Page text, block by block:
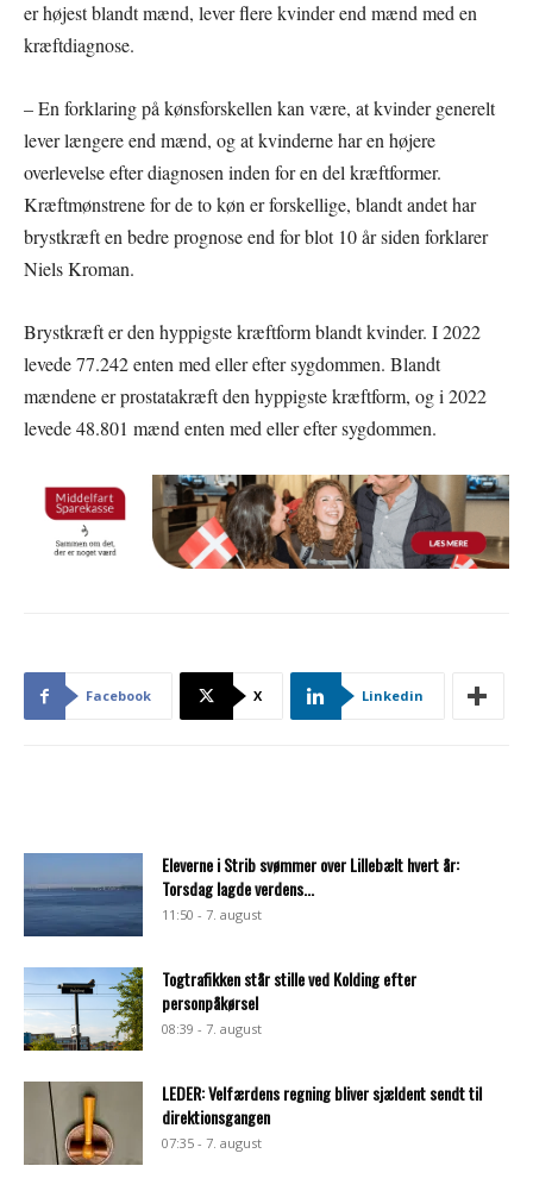
er højest blandt mænd, lever flere kvinder end mænd med en
kræftdiagnose.
– En forklaring på kønsforskellen kan være, at kvinder generelt
lever længere end mænd, og at kvinderne har en højere
overlevelse efter diagnosen inden for en del kræftformer.
Kræftmønstrene for de to køn er forskellige, blandt andet har
brystkræft en bedre prognose end for blot 10 år siden forklarer
Niels Kroman.
Brystkræft er den hyppigste kræftform blandt kvinder. I 2022
levede 77.242 enten med eller efter sygdommen. Blandt
mændene er prostatakræft den hyppigste kræftform, og i 2022
levede 48.801 mænd enten med eller efter sygdommen.
Facebook X Linkedin
Eleverne i Strib svømmer over Lillebælt hvert år:
Torsdag lagde verdens...
11:50 - 7. august
Togtrafikken står stille ved Kolding efter
personpåkørsel
08:39 - 7. august
LEDER: Velfærdens regning bliver sjældent sendt til
direktionsgangen
07:35 - 7. august